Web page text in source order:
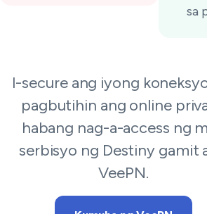
sa
I-secure ang iyong
pagbutihin ang online
habang nag-a-access ng
serbisyo ng Destiny gamit
VeePN.